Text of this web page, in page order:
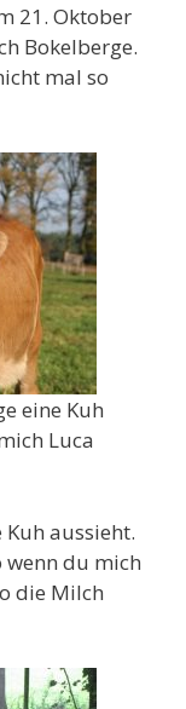
21. Oktober
Bokelberge.
mal so
eine Kuh
Luca
aussieht.
wenn du mich
die Milch